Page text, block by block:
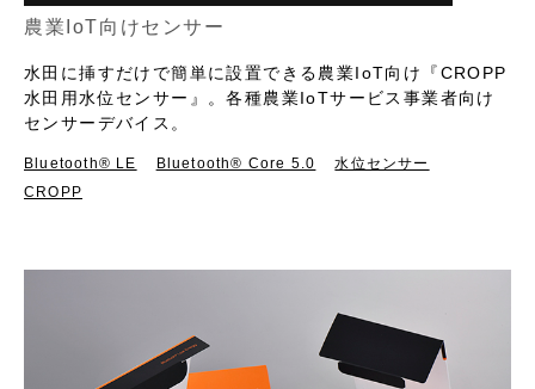
農業IoT向けセンサー
水田に挿すだけで簡単に設置できる農業IoT向け『CROPP
水田用水位センサー』。各種農業IoTサービス事業者向け
センサーデバイス。
Bluetooth®︎ LE Bluetooth® Core 5.0
水位センサー
CROPP